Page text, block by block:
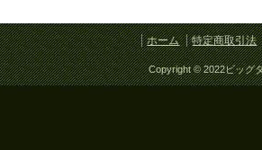
ホーム 特定商取引法
Copyright © 2022ビッグ